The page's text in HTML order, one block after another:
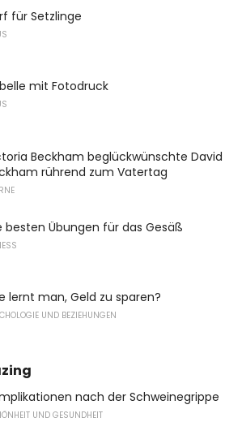
für Setzlinge
mit Fotodruck
Beckham beglückwünschte David
rührend zum Vatertag
besten Übungen für das Gesäß
lernt man, Geld zu sparen?
UND BEZIEHUNGEN
nach der Schweinegrippe
UND GESUNDHEIT